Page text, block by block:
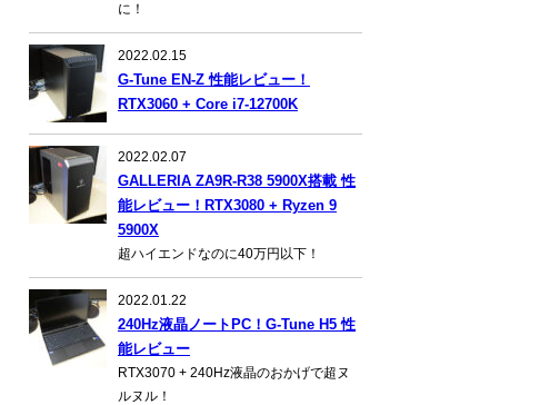
に！
2022.02.15
G-Tune EN-Z 性能レビュー！
RTX3060 + Core i7-12700K
2022.02.07
GALLERIA ZA9R-R38 5900X搭載 性
能レビュー！RTX3080 + Ryzen 9
5900X
超ハイエンドなのに40万円以下！
2022.01.22
240Hz液晶ノートPC！G-Tune H5 性
能レビュー
RTX3070 + 240Hz液晶のおかげで超ヌ
ルヌル！